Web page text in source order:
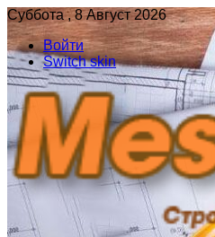
Суббота , 8 Август 2026
Войти
Switch skin